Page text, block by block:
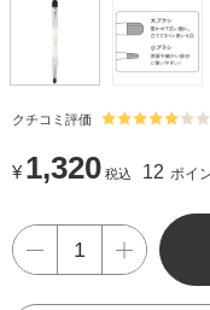
クチコミ評価
¥ 1,320 税込 12 ポイ